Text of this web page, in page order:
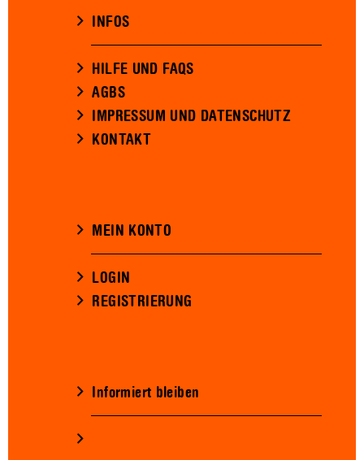
INFOS
HILFE UND FAQS
AGBS
IMPRESSUM UND DATENSCHUTZ
KONTAKT
MEIN KONTO
LOGIN
REGISTRIERUNG
Informiert bleiben